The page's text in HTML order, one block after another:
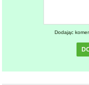
Dodając